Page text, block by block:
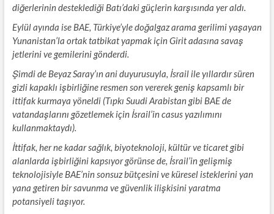
diğerlerinin desteklediği Batı’daki güçlerin karşısında yer aldı.
Eylül ayında ise BAE, Türkiye’yle doğalgaz arama gerilimi yaşayan
Yunanistan’la ortak tatbikat yapmak için Girit adasına savaş
jetlerini ve gemilerini gönderdi.
Şimdi de Beyaz Saray’ın ani duyurusuyla, İsrail ile yıllardır süren
gizli kapaklı işbirliğine resmen son vererek geniş kapsamlı bir
ittifak kurmaya yöneldi (Tıpkı Suudi Arabistan gibi BAE de
vatandaşlarını gözetlemek için İsrail’in casus yazılımını
kullanmaktaydı).
İttifak, her ne kadar sağlık, biyoteknoloji, kültür ve ticaret gibi
alanlarda işbirliğini kapsıyor görünse de, İsrail’in gelişmiş
teknolojisiyle BAE’nin sonsuz bütçesini ve küresel isteklerini yan
yana getiren bir savunma ve güvenlik ilişkisini yaratma
potansiyeli taşıyor.